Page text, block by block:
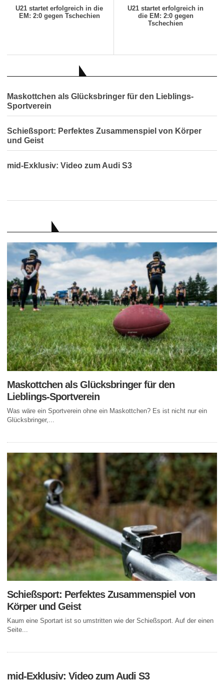
U21 startet erfolgreich in die
EM: 2:0 gegen Tschechien
U21 startet erfolgreich in
die EM: 2:0 gegen
Tschechien
Maskottchen als Glücksbringer für den Lieblings-
Sportverein
Schießsport: Perfektes Zusammenspiel von Körper
und Geist
mid-Exklusiv: Video zum Audi S3
Maskottchen als Glücksbringer für den
Lieblings-Sportverein
Was wäre ein Sportverein ohne ein Maskottchen? Es ist nicht nur ein
Glücksbringer,...
Schießsport: Perfektes Zusammenspiel von
Körper und Geist
Kaum eine Sportart ist so umstritten wie der Schießsport. Auf der einen
Seite...
mid-Exklusiv: Video zum Audi S3